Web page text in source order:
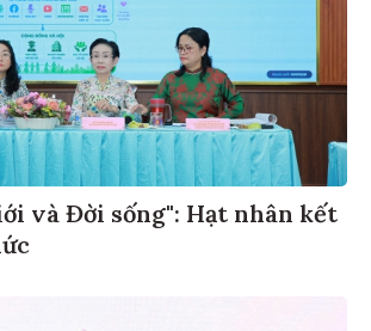
và Đời sống": Hạt nhân kết